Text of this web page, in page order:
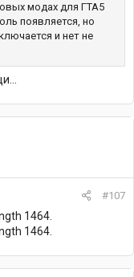
модах для ГТА5
появляется, но
и нет не
#107
1464.
1464.